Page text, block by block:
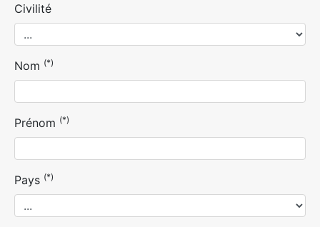
Civilité
Nom (*)
Prénom (*)
Pays (*)